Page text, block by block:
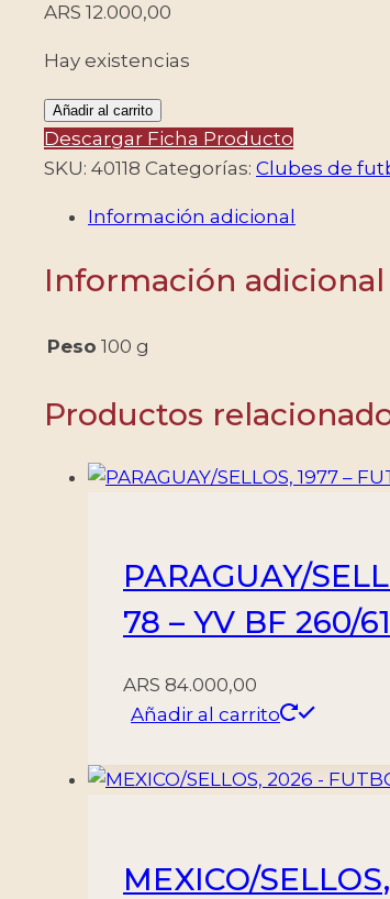
ARS 12.000,00
Hay existencias
ITALIA/SELLOS,
2024
-
CAMPEONATO
LA
-
FUTBOL
Añadir al carrito
Descargar Ficha Producto
SKU: 40118 Categorías: Clubes de
Información adicional
Información adicional
Peso 100 g
Productos
PARAGUAY/
78 – YV BF 260/
ARS 84.000,00
Añadir al carrito
MEXICO/